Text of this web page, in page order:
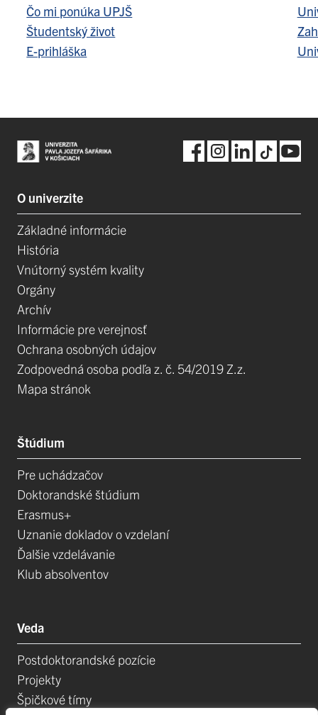
Čo mi ponúka UPJŠ
Študentský život
E-prihláška
O univerzite
Základné informácie
História
Vnútorný systém kvality
Orgány
Archív
Informácie pre verejnosť
Ochrana osobných údajov
Zodpovedná osoba podľa z. č. 54/2019 Z.z.
Mapa stránok
Štúdium
Pre uchádzačov
Doktorandské štúdium
Erasmus+
Uznanie dokladov o vzdelaní
Ďalšie vzdelávanie
Klub absolventov
Veda
Postdoktorandské pozície
Projekty
Špičkové tímy